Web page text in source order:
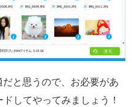
と思うので、お必要があ
してやってみましょう！